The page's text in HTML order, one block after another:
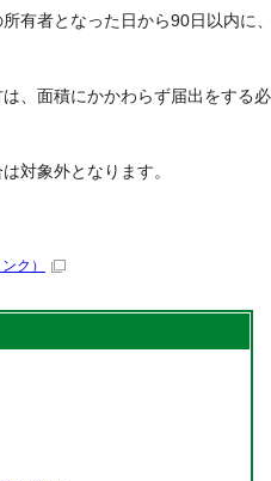
有者となった日から90日以内に、
、面積にかかわらず届出をする必
対象外となります。
ク）